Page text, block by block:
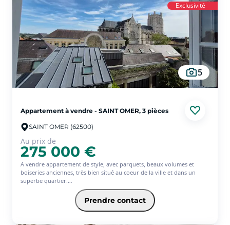
Exclusivité
5
Appartement à vendre - SAINT OMER, 3 pièces
SAINT OMER (62500)
Au prix de
275 000 €
A vendre appartement de style, avec parquets, beaux volumes et
boiseries anciennes, très bien situé au coeur de la ville et dans un
superbe quartier.
Si vous aimez les appartements de charme, je vous propose de venir
découvrir ce pied à terre qui comprend une entrée, une immense
cuisine, un très grand séjour, 2 suites, 2 WC, une terrasse d'environ 20
m² et une cave de 60m².
Prendre contact